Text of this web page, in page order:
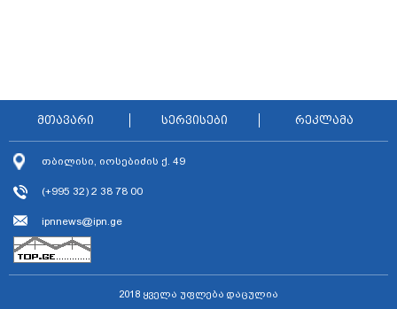
მთავარი სერვისები რეკლამა
თბილისი, იოსებიძის ქ. 49
(+995 32) 2 38 78 00
ipnnews@ipn.ge
2018 ყველა უფლება დაცულია